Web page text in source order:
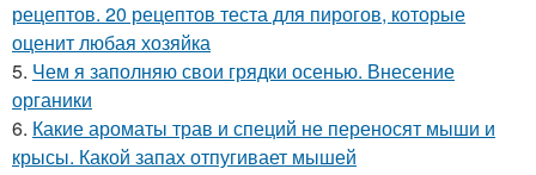
рецептов. 20 рецептов теста для пирогов, которые
оценит любая хозяйка
5. Чем я заполняю свои грядки осенью. Внесение
органики
6. Какие ароматы трав и специй не переносят мыши и
крысы. Какой запах отпугивает мышей